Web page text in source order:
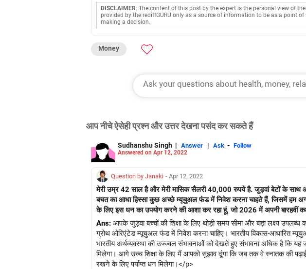
DISCLAIMER: The content of this post by the expert is the personal view of
provided by the rediffGURU only as a source of information to be as a point
making a decision.
Money
आप नीचे ऐसेही प्रश्न और उत्तर देखना पसंद कर सकते हैं
Sudhanshu Singh | Answer | Ask - Follow
Answered on Apr 12, 2022
Question by Janaki - Apr 12, 2022
मेरी उम्र 42 साल है और मेरी मासिक सैलरी 40,000 रुपये है. जुड़वां बेटों के
बचत का आधा हिस्सा कुछ अच्छे म्यूचुअल फंड में निवेश करना चाहते हैं, जिसमें हम
के लिए इस धन का उपयोग करने की आशा कर रहा हूं, जो 2026 में अपनी बारहवीं
Ans: आपके जुड़वा बच्चों की शिक्षा के लिए थोड़ी समय सीमा और बड़ा लक्ष्य
ग्रोथ ओरिएंटेड म्यूचुअल फंड में निवेश करना चाहिए। भारतीय विकास-आधारित
भारतीय अर्थव्यवस्था की उज्ज्वल संभावनाओं को देखते हुए संभावना अधिक है कि यह
मिलेगा। आगे उच्च शिक्षा के लिए मैं आपको सुझाव दूंगा कि जब तक वे स्नातक की
रखने के लिए पर्याप्त धन मिलेगा।</p>